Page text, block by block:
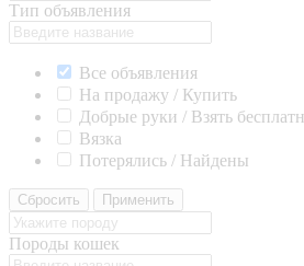
Тип объявления
Все объявления
На продажу / Купить
Добрые руки / Взять
Вязка
Потерялись / Найдены
Сбросить Применить
Породы кошек